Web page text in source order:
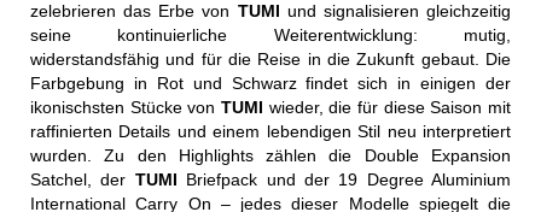
zelebrieren das Erbe von TUMI und signalisieren gleichzeitig
seine kontinuierliche Weiterentwicklung: mutig,
widerstandsfähig und für die Reise in die Zukunft gebaut. Die
Farbgebung in Rot und Schwarz findet sich in einigen der
ikonischsten Stücke von TUMI wieder, die für diese Saison mit
raffinierten Details und einem lebendigen Stil neu interpretiert
wurden. Zu den Highlights zählen die Double Expansion
Satchel, der TUMI Briefpack und der 19 Degree Aluminium
International Carry On – jedes dieser Modelle spiegelt die